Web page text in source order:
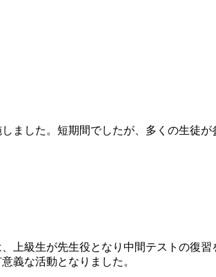
した。短期間でしたが、多くの生徒が
級生が先生役となり中間テストの復習
義な活動となりました。